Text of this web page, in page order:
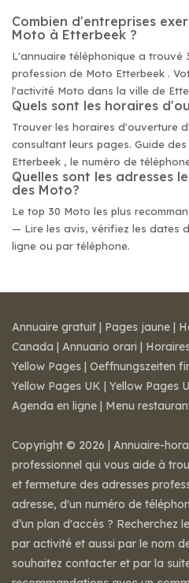
Combien d'entreprises
Moto à Etterbeek ?
L'annuaire téléphonique a trouvé
profession de Moto Etterbeek .
l'activité Moto dans la ville de
Quels sont les horaires
Trouver les horaires d'ouverture
consultant leurs pages. Guide
Etterbeek , le numéro de
Quelles sont les adresses
des Moto?
Le top 30 Moto les plus
— Lire les avis, vérifiez les dates
ligne ou par téléphone.
Annuaire gratuit | Pages jaune |
Canada | Annuario orari |
Yellow Pages | Oeffnungszeiten
Yellow Pages UK | Yellow Pages
Agenda en ligne | Menu
Copyright © 2026 | Annuaire-
professionnel qui vous aide à
et fermeture des adresses
adresse, d'un numéro de
d’un plan d'accès ? Recherchez
par activité et aussi par le nom
souhaitez contacter et par la